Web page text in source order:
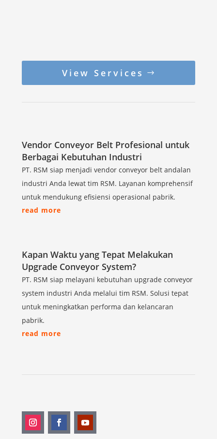
View Services
Vendor Conveyor Belt Profesional untuk
Berbagai Kebutuhan Industri
PT. RSM siap menjadi vendor conveyor belt andalan
industri Anda lewat tim RSM. Layanan komprehensif
untuk mendukung efisiensi operasional pabrik.
read more
Kapan Waktu yang Tepat Melakukan
Upgrade Conveyor System?
PT. RSM siap melayani kebutuhan upgrade conveyor
system industri Anda melalui tim RSM. Solusi tepat
untuk meningkatkan performa dan kelancaran
pabrik.
read more